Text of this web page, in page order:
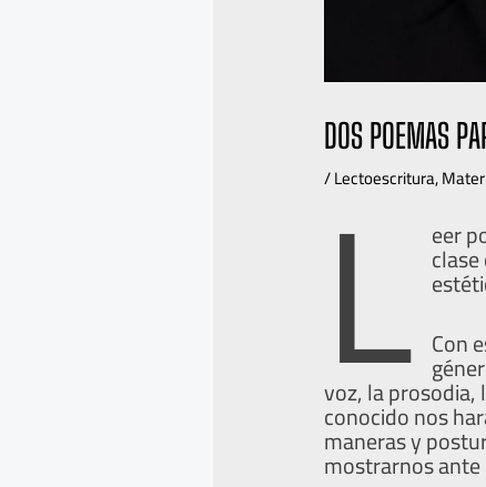
DOS POEMAS
/Lectoescritura,
L eer
Con
voz, la prosodia,
conocido nos
maneras y
mostrarnos ante